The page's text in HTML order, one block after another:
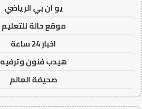
يو ان بي الرياضي
موقع حالة للتعليم
اخبار 24 ساعة
هيدب فنون وترفيه
صحيفة العالم